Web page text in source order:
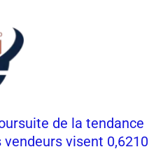
de la tendance
vendeurs visent 0,6210